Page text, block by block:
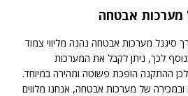
מערכות אבטחה
סיגנל מערכות אבטחה נהנה מליווי צמוד
לכך, ניתן לקבל את המערכות
ההתקנה הופכת פשוטה ומהירה במיוחד.
ובמכירה של מערכות אבטחה, אנחנו מלווים